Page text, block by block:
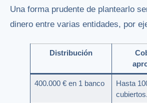
Una forma prudente de plantearlo
dinero entre varias entidades, por
Distribución
400.000 € en 1 banco
Hasta
cubiertos.